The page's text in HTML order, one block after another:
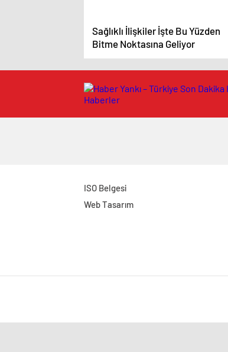
Sağlıklı İlişkiler İşte Bu Yüzden
Bitme Noktasına Geliyor
ISO Belgesi
Web Tasarım